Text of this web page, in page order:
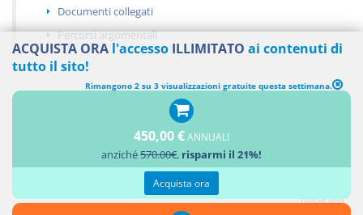
Documenti collegati
Percorsi argomentali
notai alla
ACQUISTA ORA l'accesso ILLIMITATO ai contenuti di
tutto il sito!
Rimangono 2 su 3 visualizzazioni gratuite questa settimana.
450,00 €ANNUALI
anziché570.00€, risparmi il 21%!
Acquista ora